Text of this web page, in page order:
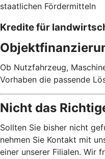
staatlichen Fördermitteln
Kredite für
Ob Nutzfahrzeug,
Vorhaben die passende
Nicht das
Sollten Sie bisher nicht
nehmen Sie Kontakt mit
einer unserer Filialen. Wir